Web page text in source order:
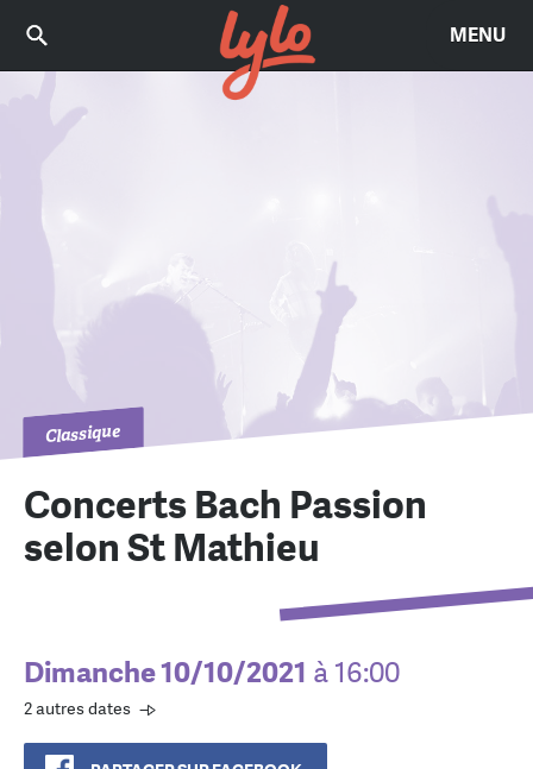
MENU
Classique
Concerts Bach Passion
selon St Mathieu
Dimanche 10/10/2021 à 16:00
2 autres dates